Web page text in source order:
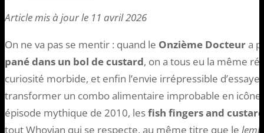
Article mis à jour le 11 avril 2026
On ne va pas se mentir : quand le Onzième Docteura
pané dans un bol de custard, on a tous eu la même
curiosité morbide, et enfin l’envie irrépressible
transformer un combo alimentaire improbable en icône
épisode mythique de 2010, lesfish fingers and custard
tout Whovian qui se respecte, au même titre que le